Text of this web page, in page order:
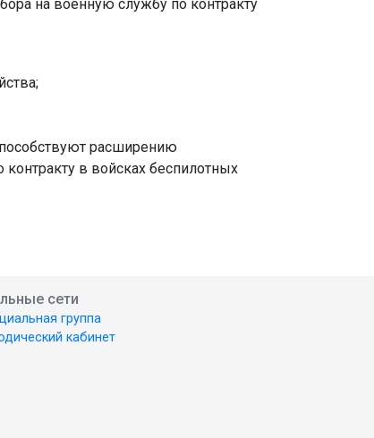
на военную службу по контракту
расширению
в войсках беспилотных
сети
группа
кабинет